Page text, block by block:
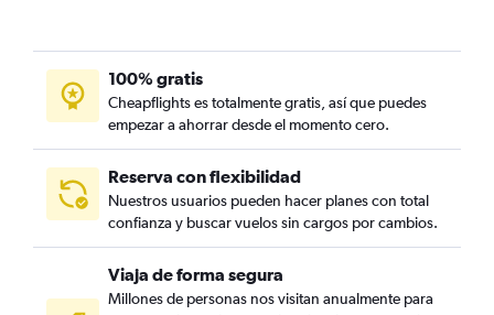
100% gratis
Cheapflights es totalmente gratis, así que puedes
empezar a ahorrar desde el momento cero.
Reserva con flexibilidad
Nuestros usuarios pueden hacer planes con total
confianza y buscar vuelos sin cargos por cambios.
Viaja de forma segura
Millones de personas nos visitan anualmente para